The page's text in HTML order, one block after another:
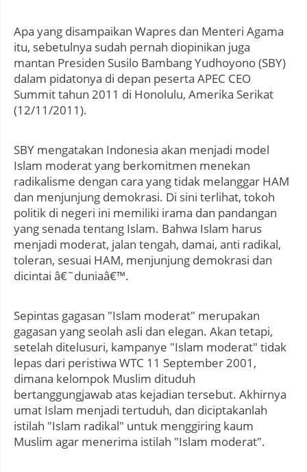
Apa yang disampaikan Wapres dan Menteri Agama
itu, sebetulnya sudah pernah diopinikan juga
mantan Presiden Susilo Bambang Yudhoyono (SBY)
dalam pidatonya di depan peserta APEC CEO
Summit tahun 2011 di Honolulu, Amerika Serikat
(12/11/2011).
SBY mengatakan Indonesia akan menjadi model
Islam moderat yang berkomitmen menekan
radikalisme dengan cara yang tidak melanggar HAM
dan menjunjung demokrasi. Di sini terlihat, tokoh
politik di negeri ini memiliki irama dan pandangan
yang senada tentang Islam. Bahwa Islam harus
menjadi moderat, jalan tengah, damai, anti radikal,
toleran, sesuai HAM, menjunjung demokrasi dan
dicintai â€˜duniaâ€™.
Sepintas gagasan "Islam moderat" merupakan
gagasan yang seolah asli dan elegan. Akan tetapi,
setelah ditelusuri, kampanye "Islam moderat" tidak
lepas dari peristiwa WTC 11 September 2001,
dimana kelompok Muslim dituduh
bertanggungjawab atas kejadian tersebut. Akhirnya
umat Islam menjadi tertuduh, dan diciptakanlah
istilah "Islam radikal" untuk menggiring kaum
Muslim agar menerima istilah "Islam moderat".